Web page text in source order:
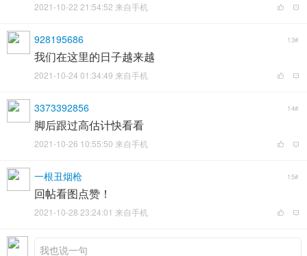
2021-10-22 21:54:52 来自手机
928195686 13#
我们在这里的日子越来越
2021-10-24 01:34:49 来自手机
3373392856 14#
脚后跟过高估计快看看
2021-10-26 10:55:50 来自手机
一根丑烟枪 15#
回帖看图点赞！
2021-10-28 23:24:01 来自手机